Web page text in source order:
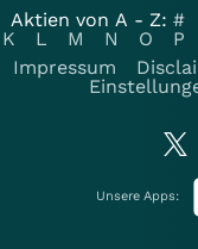
Aktien von A - Z: #
K
L M N O P
Impressum
Unsere Apps: